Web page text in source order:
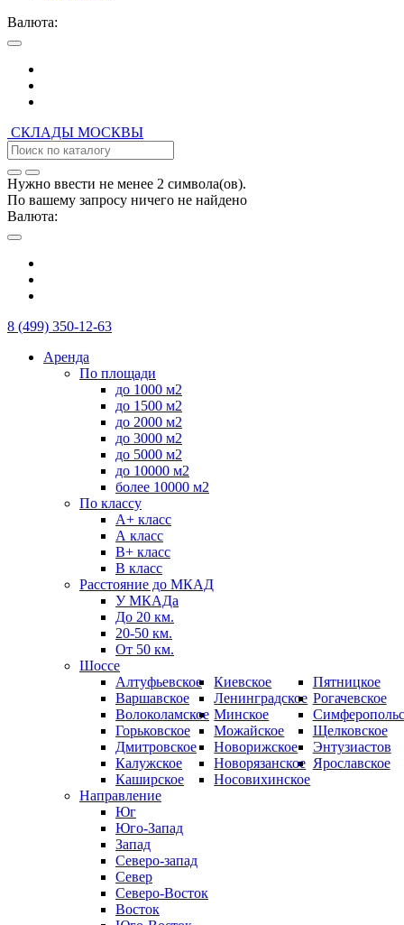
Валюта:
СКЛАДЫ МОСКВЫ
Нужно ввести не менее 2 символа(ов).
По вашему запросу ничего не найдено
Валюта:
8 (499) 350-12-63
Аренда
По площади
до 1000 м2
до 1500 м2
до 2000 м2
до 3000 м2
до 5000 м2
до 10000 м2
более 10000 м2
По классу
А+ класс
А класс
B+ класс
В класс
Расстояние до МКАД
У МКАДа
До 20 км.
20-50 км.
От 50 км.
Шоссе
Алтуфьевское
Варшавское
Волоколамское
Горьковское
Дмитровское
Калужское
Каширское
Киевское
Ленинградское
Минское
Можайское
Новорижское
Новорязанское
Носовихинское
Пятницкое
Рогачевское
Щелковское
Энтузиастов
Ярославское
Направление
Юг
Юго-Запад
Запад
Северо-запад
Север
Северо-Восток
Восток